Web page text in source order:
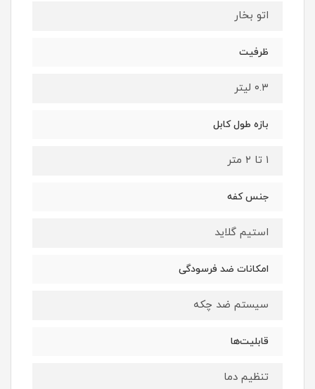
اتو بخار
ظرفیت
۰.۳ لیتر
بازه طول کابل
۱ تا ۲ متر
جنس کفه
استیم گلاید
امکانات ضد فرسودگی
سیستم ضد چکه
قابلیت‌ها
تنظیم دما